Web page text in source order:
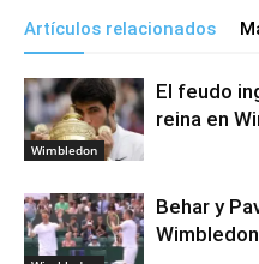
Artículos relacionados
Wimbledon
El feudo
reina en
Behar y
Wimbledon